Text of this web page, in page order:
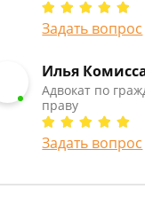
Задать вопрос
Илья
Адвокат по
праву
Задать вопрос